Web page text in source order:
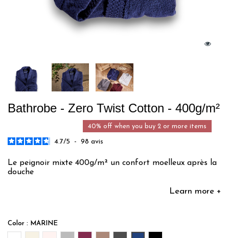
Bathrobe - Zero Twist Cotton - 400g/m²
40% off when you buy 2 or more items
4.7/5 - 98 avis
Le peignoir mixte 400g/m² un confort moelleux après la
douche
Learn more +
Color : MARINE